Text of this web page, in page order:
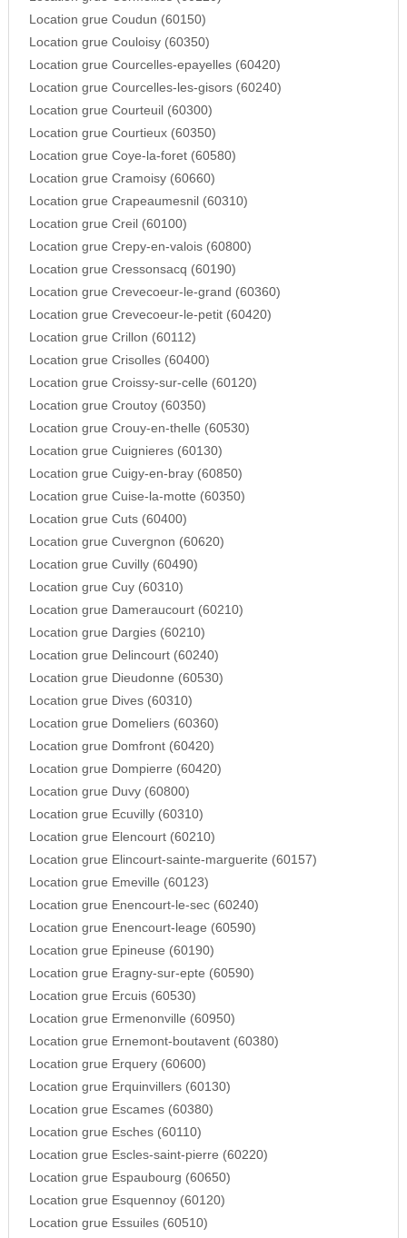
Location grue Coudun (60150)
Location grue Couloisy (60350)
Location grue Courcelles-epayelles (60420)
Location grue Courcelles-les-gisors (60240)
Location grue Courteuil (60300)
Location grue Courtieux (60350)
Location grue Coye-la-foret (60580)
Location grue Cramoisy (60660)
Location grue Crapeaumesnil (60310)
Location grue Creil (60100)
Location grue Crepy-en-valois (60800)
Location grue Cressonsacq (60190)
Location grue Crevecoeur-le-grand (60360)
Location grue Crevecoeur-le-petit (60420)
Location grue Crillon (60112)
Location grue Crisolles (60400)
Location grue Croissy-sur-celle (60120)
Location grue Croutoy (60350)
Location grue Crouy-en-thelle (60530)
Location grue Cuignieres (60130)
Location grue Cuigy-en-bray (60850)
Location grue Cuise-la-motte (60350)
Location grue Cuts (60400)
Location grue Cuvergnon (60620)
Location grue Cuvilly (60490)
Location grue Cuy (60310)
Location grue Dameraucourt (60210)
Location grue Dargies (60210)
Location grue Delincourt (60240)
Location grue Dieudonne (60530)
Location grue Dives (60310)
Location grue Domeliers (60360)
Location grue Domfront (60420)
Location grue Dompierre (60420)
Location grue Duvy (60800)
Location grue Ecuvilly (60310)
Location grue Elencourt (60210)
Location grue Elincourt-sainte-marguerite (60157)
Location grue Emeville (60123)
Location grue Enencourt-le-sec (60240)
Location grue Enencourt-leage (60590)
Location grue Epineuse (60190)
Location grue Eragny-sur-epte (60590)
Location grue Ercuis (60530)
Location grue Ermenonville (60950)
Location grue Ernemont-boutavent (60380)
Location grue Erquery (60600)
Location grue Erquinvillers (60130)
Location grue Escames (60380)
Location grue Esches (60110)
Location grue Escles-saint-pierre (60220)
Location grue Espaubourg (60650)
Location grue Esquennoy (60120)
Location grue Essuiles (60510)